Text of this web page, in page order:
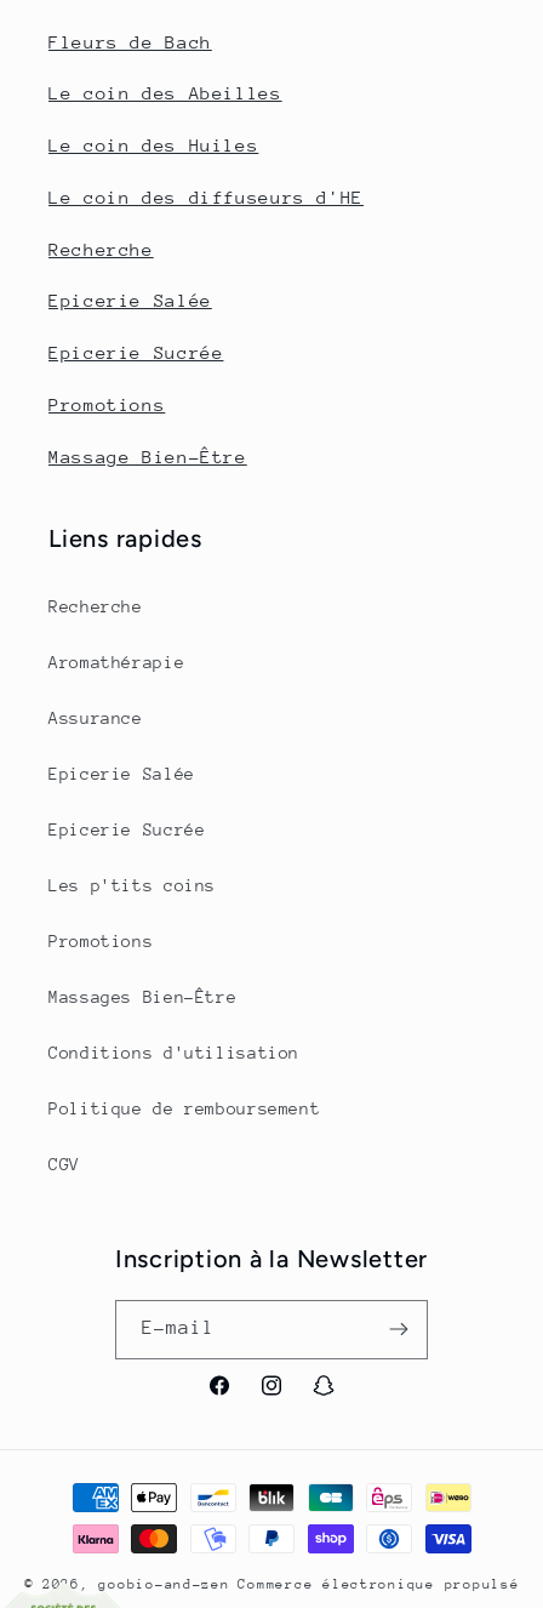
Fleurs de Bach
Le coin des Abeilles
Le coin des Huiles
Le coin des diffuseurs d'HE
Recherche
Epicerie Salée
Epicerie Sucrée
Promotions
Massage Bien-Être
Liens rapides
Recherche
Aromathérapie
Assurance
Epicerie Salée
Epicerie Sucrée
Les p'tits coins
Promotions
Massages Bien-Être
Conditions d'utilisation
Politique de remboursement
CGV
Inscription à la Newsletter
E-mail
FacebookInstagramSnapchat
Moyens
paiement
© 2026,goobio-and-zen
Commerce électronique propulsé